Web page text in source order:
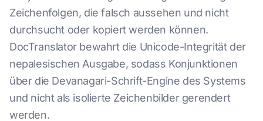
Zeichenfolgen, die falsch aussehen und nicht
durchsucht oder kopiert werden können.
DocTranslator bewahrt die Unicode-Integrität der
nepalesischen Ausgabe, sodass Konjunktionen
über die Devanagari-Schrift-Engine des Systems
und nicht als isolierte Zeichenbilder gerendert
werden.